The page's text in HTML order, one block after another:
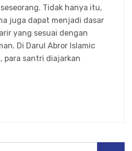
Tidak hanya itu,
juga dapat menjadi dasar
yang sesuai dengan
Di Darul Abror Islamic
para santri diajarkan